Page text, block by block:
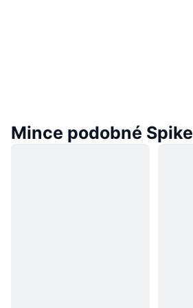
Mince podobné Spike